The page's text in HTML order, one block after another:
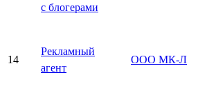
с блогерами
14
Рекламный
агент
ООО МК-Л